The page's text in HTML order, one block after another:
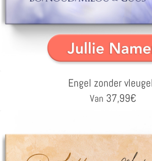
Engel zonder
Van 37,99€